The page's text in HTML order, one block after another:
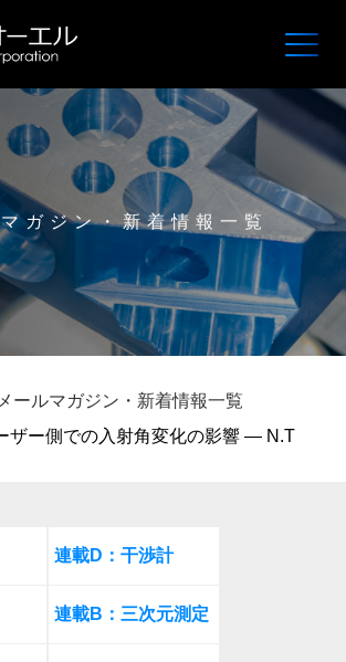
ガジン・新着情報一覧
メールマガジン・新着情報一覧
ザー側での入射角変化の影響 — N.T
連載D：干渉計
連載B：三次元測定